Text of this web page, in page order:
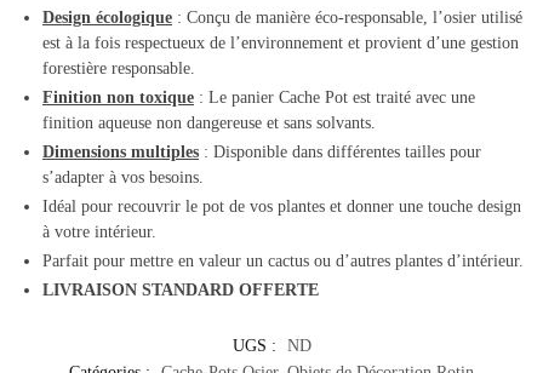
Design écologique : Conçu de manière éco-responsable, l’osier utilisé
est à la fois respectueux de l’environnement et provient d’une gestion
forestière responsable.
Finition non toxique : Le panier Cache Pot est traité avec une
finition aqueuse non dangereuse et sans solvants.
Dimensions multiples : Disponible dans différentes tailles pour
s’adapter à vos besoins.
Idéal pour recouvrir le pot de vos plantes et donner une touche design
à votre intérieur.
Parfait pour mettre en valeur un cactus ou d’autres plantes d’intérieur.
LIVRAISON STANDARD OFFERTE
UGS :
ND